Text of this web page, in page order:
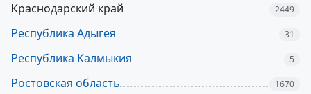
Краснодарский край 2449
Республика Адыгея 31
Республика Калмыкия 5
Ростовская область 1670